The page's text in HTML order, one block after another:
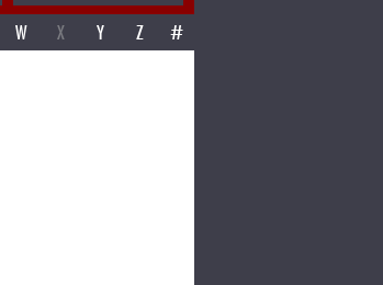
W X Y Z #